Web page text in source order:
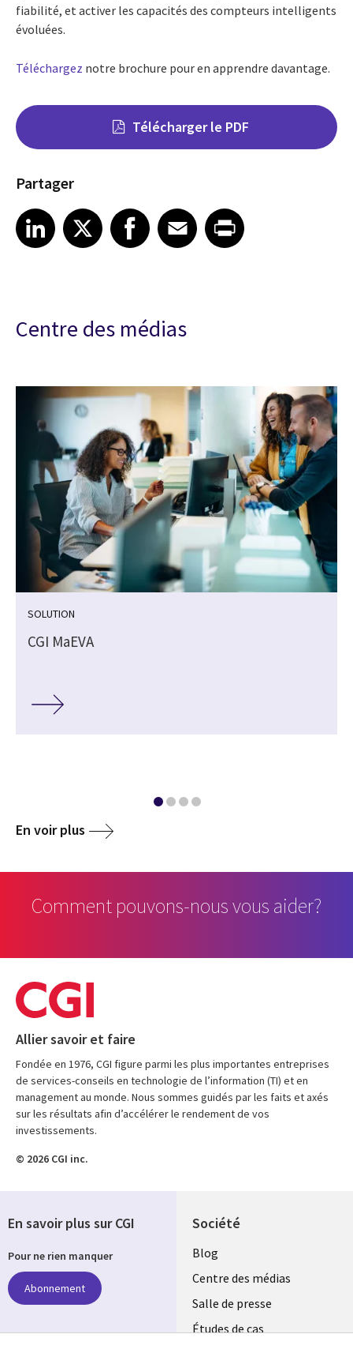
fiabilité, et activer les capacités des compteurs intelligents
évoluées.
Téléchargez notre brochure pour en apprendre davantage.
Télécharger le PDF
Partager
Share on LinkedIn
LinkedIn
Share on X Share on FacebookFacebook
Share on EmailEmailShare on Print
Centre des médias
SOLUTION
CGI MaEVA
En voir plus
Comment pouvons-nous vous aider?
Allier savoir et faire
Fondée en 1976, CGI figure parmi les plus importantes entreprises
de services-conseils en technologie de l’information (TI) et en
management au monde. Nous sommes guidés par les faits et axés
sur les résultats afin d’accélérer le rendement de vos
investissements.
© 2026 CGI inc.
Société
Useful
links
LUXEMBOURG
Blog
Centre des médias
Salle de presse
Études de cas
En savoir plus sur CGI
Pour ne rien manquer
Abonnement